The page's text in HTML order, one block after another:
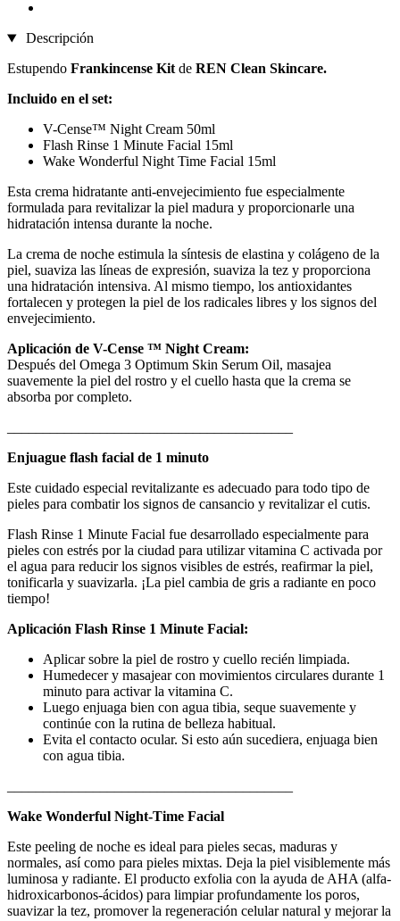
Descripción
Estupendo Frankincense Kit de REN Clean Skincare.
Incluido en el set:
V-Cense™ Night Cream 50ml
Flash Rinse 1 Minute Facial 15ml
Wake Wonderful Night Time Facial 15ml
Esta crema hidratante anti-envejecimiento fue especialmente
formulada para revitalizar la piel madura y proporcionarle una
hidratación intensa durante la noche.
La crema de noche estimula la síntesis de elastina y colágeno de la
piel, suaviza las líneas de expresión, suaviza la tez y proporciona
una hidratación intensiva. Al mismo tiempo, los antioxidantes
fortalecen y protegen la piel de los radicales libres y los signos del
envejecimiento.
Aplicación de V-Cense ™ Night Cream:
Después del Omega 3 Optimum Skin Serum Oil, masajea
suavemente la piel del rostro y el cuello hasta que la crema se
absorba por completo.
Enjuague flash facial de 1 minuto
Este cuidado especial revitalizante es adecuado para todo tipo de
pieles para combatir los signos de cansancio y revitalizar el cutis.
Flash Rinse 1 Minute Facial fue desarrollado especialmente para
pieles con estrés por la ciudad para utilizar vitamina C activada por
el agua para reducir los signos visibles de estrés, reafirmar la piel,
tonificarla y suavizarla. ¡La piel cambia de gris a radiante en poco
tiempo!
Aplicación Flash Rinse 1 Minute Facial:
Aplicar sobre la piel de rostro y cuello recién limpiada.
Humedecer y masajear con movimientos circulares durante 1
minuto para activar la vitamina C.
Luego enjuaga bien con agua tibia, seque suavemente y
continúe con la rutina de belleza habitual.
Evita el contacto ocular. Si esto aún sucediera, enjuaga bien
con agua tibia.
Wake Wonderful Night-Time Facial
Este peeling de noche es ideal para pieles secas, maduras y
normales, así como para pieles mixtas. Deja la piel visiblemente más
luminosa y radiante. El producto exfolia con la ayuda de AHA (alfa-
hidroxicarbonos-ácidos) para limpiar profundamente los poros,
suavizar la tez, promover la regeneración celular natural y mejorar la